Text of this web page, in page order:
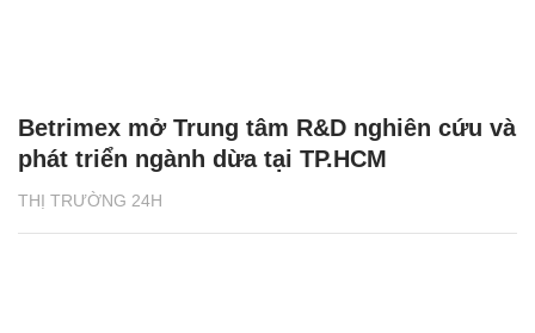
THỊ TRƯỜNG 24H
Betrimex mở Trung tâm R&D nghiên cứu và
phát triển ngành dừa tại TP.HCM